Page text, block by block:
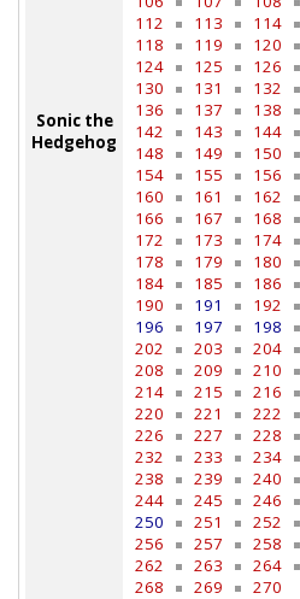
Sonic the
Hedgehog
112
113 114
118
119 120
124
125 126
130
131 132
136
137 138
142
143 144
148
149 150
154
155 156
160
161 162
166
167 168
172
173 174
178
179 180
184
185 186
190
191 192
196
197 198
202
203 204
208
209 210
214
215 216
220
221 222
226
227 228
232
233 234
238
239 240
244
245 246
250
251 252
256
257 258
262
263 264
268
269 270